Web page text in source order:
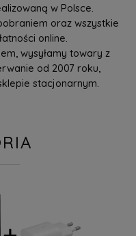
w Polsce.
oraz wszystkie
online.
wysyłamy towary z
od 2007 roku,
stacjonarnym.